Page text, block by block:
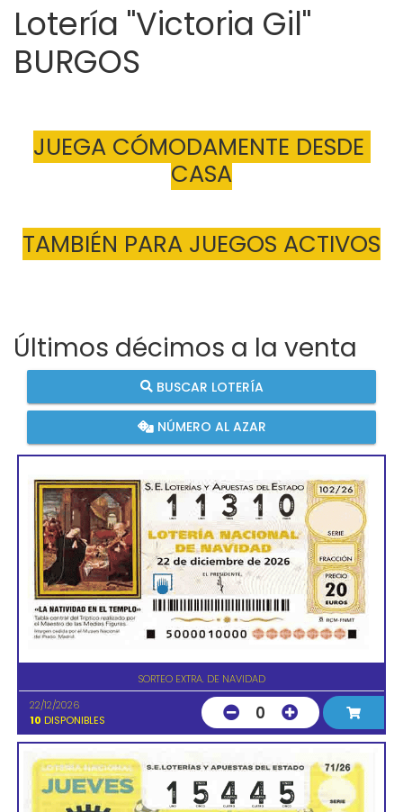
Lotería "Victoria Gil"
BURGOS
JUEGA CÓMODAMENTE DESDE
CASA
TAMBIÉN PARA JUEGOS ACTIVOS
Últimos décimos a la venta
BUSCAR LOTERÍA
NÚMERO AL AZAR
SORTEO EXTRA. DE NAVIDAD
22/12/2026
10 DISPONIBLES 0